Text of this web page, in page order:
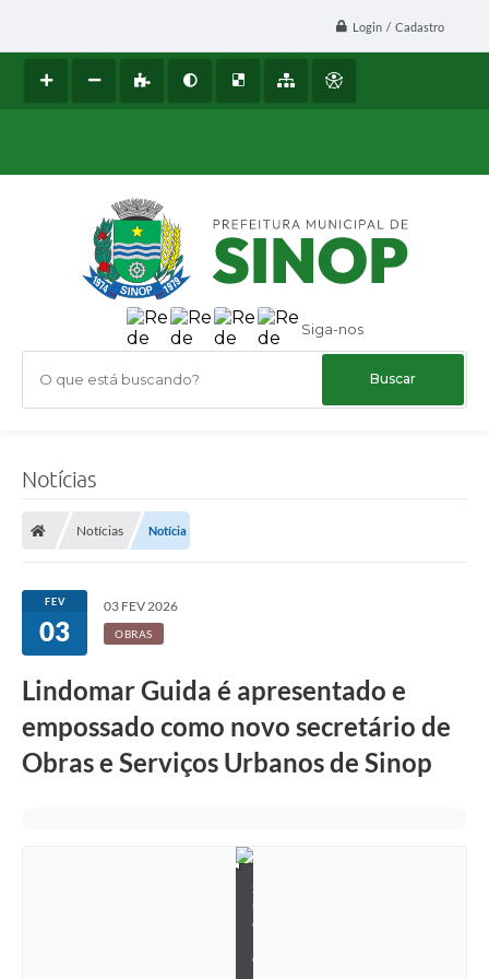
Login / Cadastro
Siga-nos
O que está buscando?
Notícias
Notícias Notícia
FEV
03
03 FEV 2026
OBRAS
Lindomar Guida é apresentado e
empossado como novo secretário de
Obras e Serviços Urbanos de Sinop
S
u
e
e